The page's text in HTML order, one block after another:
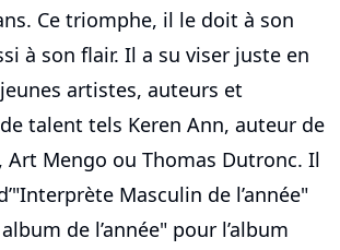
Ce triomphe, il le doit à son
à son flair. Il a su viser juste en
artistes, auteurs et
talent tels Keren Ann, auteur de
Art Mengo ou Thomas Dutronc. Il
Masculin de l’année"
de l’année" pour l’album